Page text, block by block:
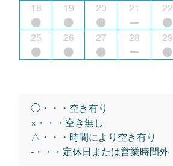
18 19 20 21 22
25 26 27 28 29
◯・・・空き有り
×・・・空き無し
△・・・時間により空き有り
-・・・定休日または営業時間外